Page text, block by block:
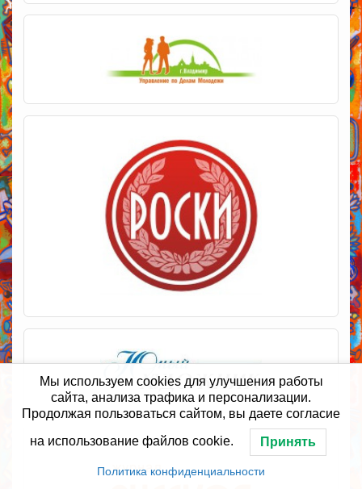
Мы используем cookies для улучшения работы
сайта, анализа трафика и персонализации.
Продолжая пользоваться сайтом, вы даете согласие
на использование файлов cookie. Принять
Политика конфиденциальности